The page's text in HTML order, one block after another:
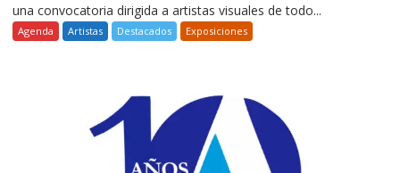
una convocatoria dirigida a artistas visuales de todo...
Agenda Artistas Destacados Exposiciones